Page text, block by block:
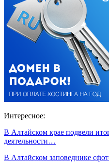
Интересное:
В Алтайском крае подвели
деятельности…
В Алтайском заповеднике